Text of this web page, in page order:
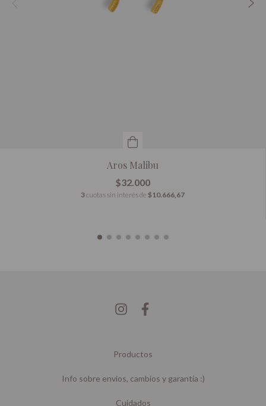
Aros Malibu
$32.000
3cuotas sin interés de $10.666,67
Productos
Info sobre envios, cambios y garantia :)
Cuidados